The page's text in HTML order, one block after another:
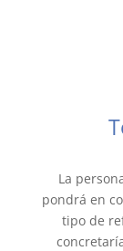
La
pondrá en
tipo de